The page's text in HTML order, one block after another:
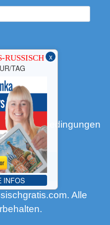
x
RUSSISCH
TAG
INFOS
Nutzungsbedingungen
Alle